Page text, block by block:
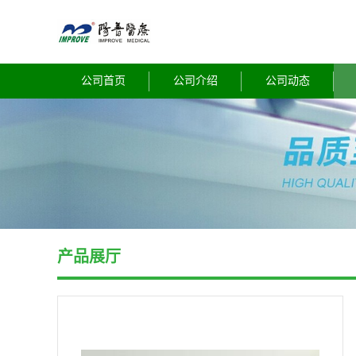
公司首页 公司介绍 公司动态
产品展厅